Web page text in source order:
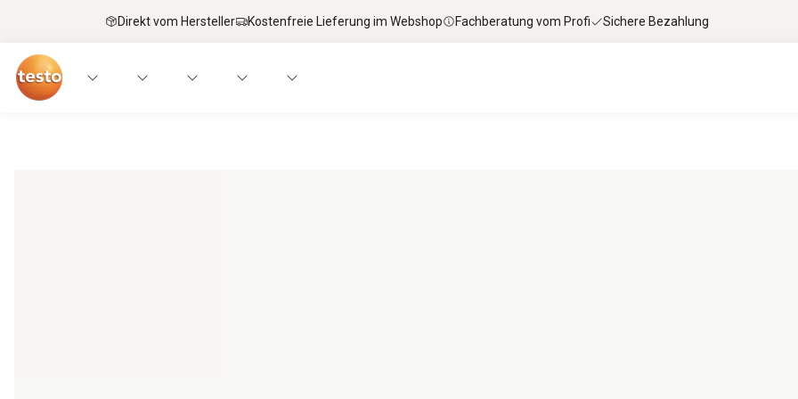
Direkt vom Hersteller Kostenfreie Lieferung im Webshop Fachberatung vom Profi Sichere Bezahlung